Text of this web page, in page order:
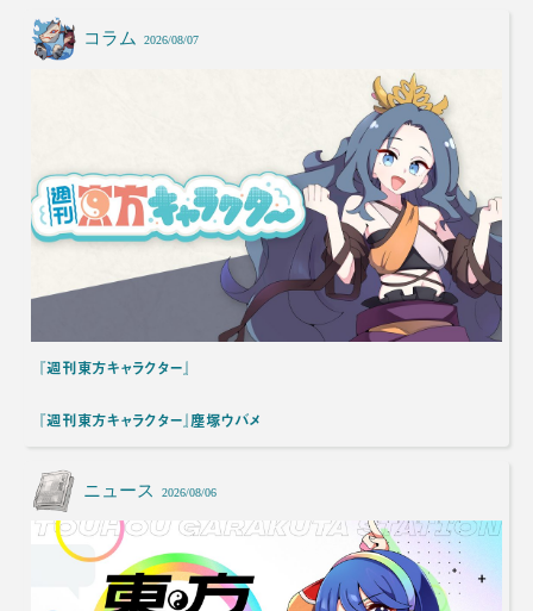
コラム 2026/08/07
『週刊東方キャラクター』
『週刊東方キャラクター』塵塚ウバメ
ニュース 2026/08/06